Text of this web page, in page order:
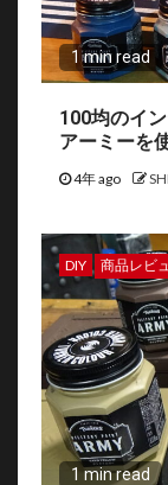
1 min read
100均のイ
アーミーを
4年 ago
DIY 商品レビ
1 min read